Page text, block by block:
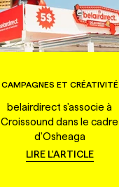
CAMPAGNES ET CRÉATIVITÉ
belairdirect s'associe à
Croissound dans le cadre
d'Osheaga
LIRE L'ARTICLE